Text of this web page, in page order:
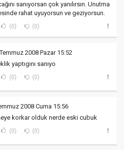
sanıyorsan çok yanılırsın. Unutma
rahat uyuyorsun ve geziyorsun.
(0) (0)
2008 Pazar 15:52
yaptıgını sanıyo
(0) (0)
2008 Cuma 15:56
korkar olduk nerde eski cubuk
(0) (0)